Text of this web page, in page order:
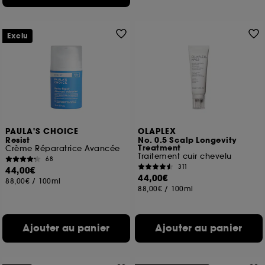
PAULA'S CHOICE
Resist
Crème Réparatrice Avancée
68
44,00€
88,00€ / 100ml
Ajouter au panier
Exclu
OLAPLEX
No. 0.5 Scalp Longevity
Treatment
Traitement cuir chevelu
311
44,00€
88,00€ / 100ml
Ajouter au panier